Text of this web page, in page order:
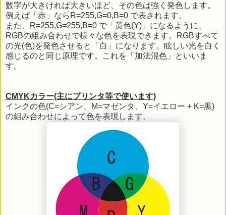
数字が大きければ大きいほど、その色は強く発色します。
例えば「赤」ならR=255,G=0,B=0 で表されます。
また、R=255,G=255,B=0 で「黄色(Y)」になるように、
RGBの組み合わせで様々な色を表現できます。RGBすべて
の光(色)を発色させると「白」になります。眩しい光を白く
感じるのと同じ原理です。これを「加法混色」といいま
す。
CMYKカラー(主にプリンタ等で使います)
インクの色(C=シアン、M=マゼンタ、Y=イエロー + K=黒)
の組み合わせによって色を表現します。